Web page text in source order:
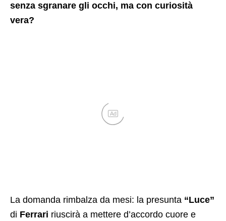
senza sgranare gli occhi, ma con curiosità
vera?
Ad
La domanda rimbalza da mesi: la presunta “Luce”
di Ferrari riuscirà a mettere d’accordo cuore e